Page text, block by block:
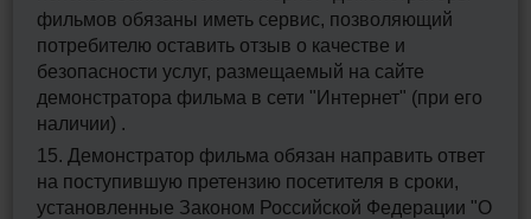
фильмов обязаны иметь сервис, позволяющий
потребителю оставить отзыв о качестве и
безопасности услуг, размещаемый на сайте
демонстратора фильма в сети "Интернет" (при его
наличии) .
15. Демонстратор фильма обязан направить ответ
на поступившую претензию посетителя в сроки,
установленные Законом Российской Федерации "О